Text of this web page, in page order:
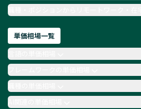
職種・ポジションからリモートワーク・在
単価相場一覧
職種の単価相場
AI関連の単価相場